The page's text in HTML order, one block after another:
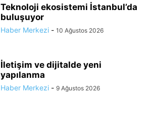
Teknoloji ekosistemi İstanbul’da
buluşuyor
Haber Merkezi - 10 Ağustos 2026
İletişim ve dijitalde yeni
yapılanma
Haber Merkezi - 9 Ağustos 2026